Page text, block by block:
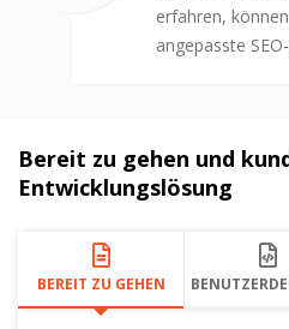
erfahren,
angepasste
Bereit zu gehen und
Entwicklungslösung
BEREIT ZU GEHEN